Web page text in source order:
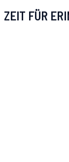
ZEIT FÜR